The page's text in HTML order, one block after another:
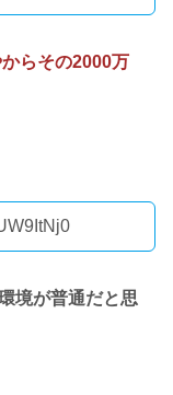
らその2000万
境が普通だと思